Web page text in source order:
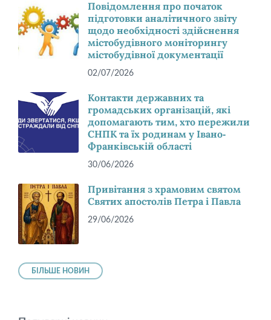
Повідомлення про початок
підготовки аналітичного звіту
щодо необхідності здійснення
містобудівного моніторингу
містобудівної документації
02/07/2026
Контакти державних та
громадських організацій, які
допомагають тим, хто пережили
СНПК та їх родинам у Івано-
Франківській області
30/06/2026
Привітання з храмовим святом
Святих апостолів Петра і Павла
29/06/2026
БІЛЬШЕ НОВИН